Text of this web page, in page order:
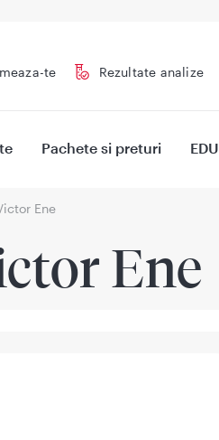
te Rezultate analize
Pachete si preturi EDU
Ene
Ene